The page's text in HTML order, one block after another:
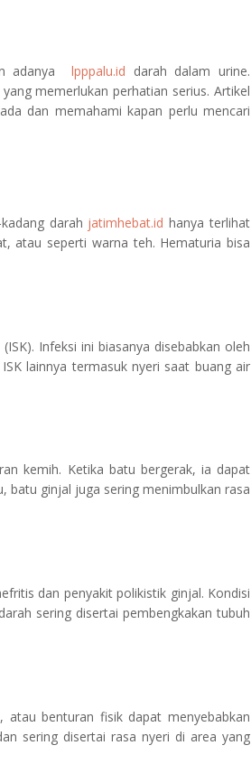
adanya lpppalu.id darah dalam urine.
memerlukan perhatian serius. Artikel
dan memahami kapan perlu mencari
darah jatimhebat.id hanya terlihat
atau seperti warna teh. Hematuria bisa
Infeksi ini biasanya disebabkan oleh
lainnya termasuk nyeri saat buang air
kemih. Ketika batu bergerak, ia dapat
batu ginjal juga sering menimbulkan rasa
dan penyakit polikistik ginjal. Kondisi
sering disertai pembengkakan tubuh
atau benturan fisik dapat menyebabkan
sering disertai rasa nyeri di area yang